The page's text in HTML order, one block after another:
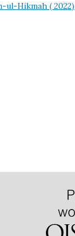
ul-Hikmah ( 2022)